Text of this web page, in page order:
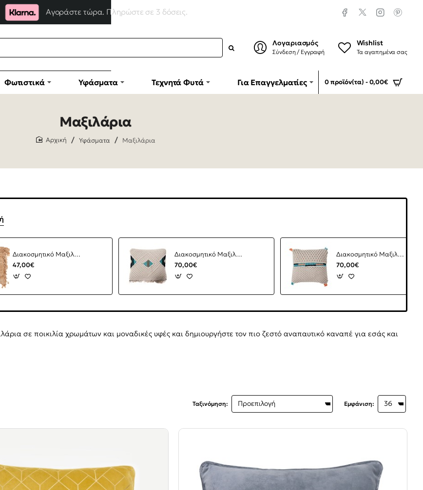
Αγοράστε τώρα. Πληρώστε σε 3 δόσεις.
Λογαριασμός
Σύνδεση / Εγγραφή
Wishlist
Τα αγαπημένα σας
Φωτιστικά Υφάσματα Τεχνητά Φυτά Για Επαγγελματίες 0 προϊόν(τα) - 0,00€
Μαξιλάρια
Υφάσματα Μαξιλάρια
Διακοσμητικό Μαξιλάρι Sunrise (45x41) Soulworks 0920005
47,00€
Διακοσμητικό Μαξιλάρι Heli 6244 (0.45x0.45) Soulworks 0740002
70,00€
Διακοσμητικό Μαξιλάρι Heli 6243 (0.45x0.45) Soulworks 0740001
70,00€
σε ποικιλία χρωμάτων και μοναδικές υφές και δημιουργήστε τον πιο ζεστό αναπαυτικό καναπέ για εσάς και
Ταξινόμηση: Εμφάνιση: